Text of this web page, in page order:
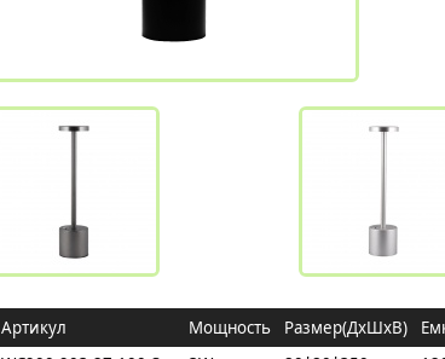
Артикул Мощность Размер(ДхШхВ)